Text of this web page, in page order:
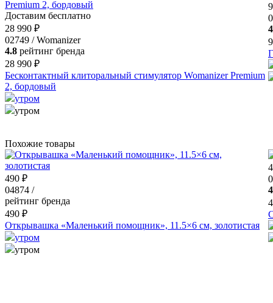
Доставим бесплатно
28 990 ₽
02749 / Womanizer
4.8 рейтинг бренда
28 990 ₽
Бесконтактный клиторальный стимулятор Womanizer Premium
2, бордовый
утром
утром
Похожие товары
490 ₽
04874 /
рейтинг бренда
490 ₽
Открывашка «Маленький помощник», 11.5×6 см, золотистая
утром
утром